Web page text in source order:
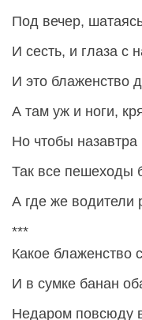
Под вечер,
И сесть, и глаза с
И это блаженство
А там уж и ноги,
Но чтобы назавтра
Так все пешеходы
А где же водители
***
Какое блаженство
И в сумке банан
Недаром повсюду